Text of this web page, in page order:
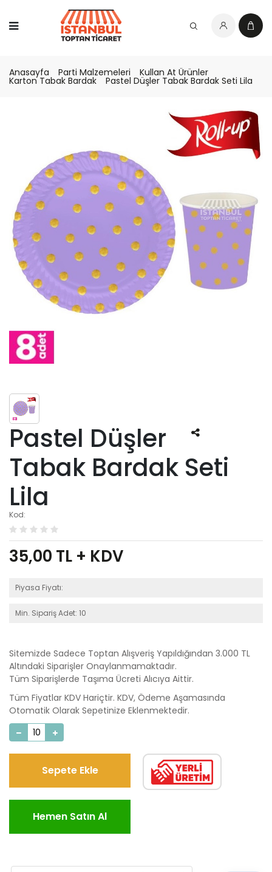
Anasayfa Parti Malzemeleri Kullan At Ürünler
Karton Tabak Bardak Pastel Düşler Tabak Bardak Seti Lila
Pastel Düşler
Tabak Bardak Seti
Lila
Kod:
35,00 TL + KDV
Piyasa Fiyatı:
Min. Sipariş Adet: 10
Sitemizde Sadece Toptan Alışveriş Yapıldığından 3.000 TL
Altındaki Siparişler Onaylanmamaktadır.
Tüm Siparişlerde Taşıma Ücreti Alıcıya Aittir.
Tüm Fiyatlar KDV Hariçtir. KDV, Ödeme Aşamasında
Otomatik Olarak Sepetinize Eklenmektedir.
Sepete Ekle
Hemen Satın Al